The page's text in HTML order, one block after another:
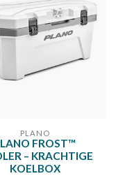
PLANO
FROST™
– KRACHTIGE
KOELBOX